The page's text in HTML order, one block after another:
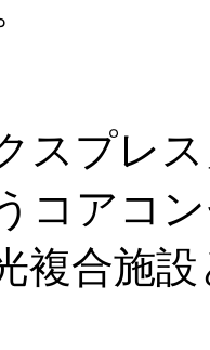
スプレ
コアコ
複合施